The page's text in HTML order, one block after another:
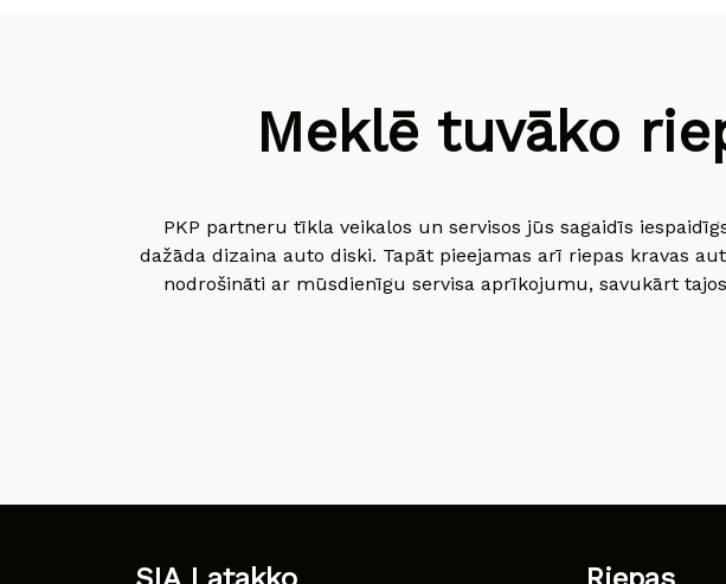
Meklē tuvāko
PKP partneru tīkla veikalos un servisos jūs sagaidīs
dažāda dizaina auto diski. Tapāt pieejamas arī riepas kravas
nodrošināti ar mūsdienīgu servisa aprīkojumu, savukārt